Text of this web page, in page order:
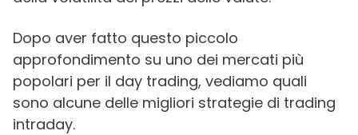
Dopo aver fatto questo piccolo
approfondimento su uno dei mercati più
popolari per il day trading, vediamo quali
sono alcune delle migliori strategie di trading
intraday.